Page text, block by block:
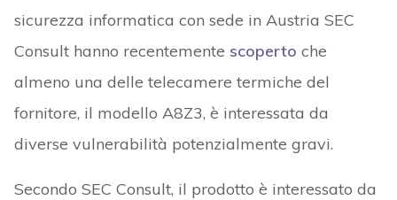
sicurezza informatica con sede in Austria SEC
Consult hanno recentemente scoperto che
almeno una delle telecamere termiche del
fornitore, il modello A8Z3, è interessata da
diverse vulnerabilità potenzialmente gravi.
Secondo SEC Consult, il prodotto è interessato da